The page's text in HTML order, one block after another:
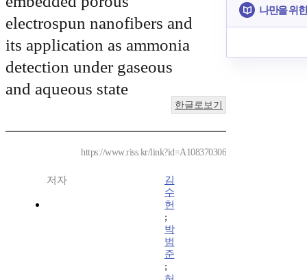
electrospun nanofibers and
its application as ammonia
detection under gaseous
and aqueous state
한글로보기
https://www.riss.kr/link?id=A108370306
저자
김
수
헌
;
박
범
준
;
나만을 위